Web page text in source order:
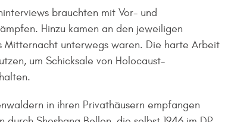
brauchten mit Vor- und
Hinzu kamen an den jeweiligen
Mitternacht unterwegs waren. Die harte Arbeit
um Schicksale von Holocaust-
in ihren Privathäusern empfangen